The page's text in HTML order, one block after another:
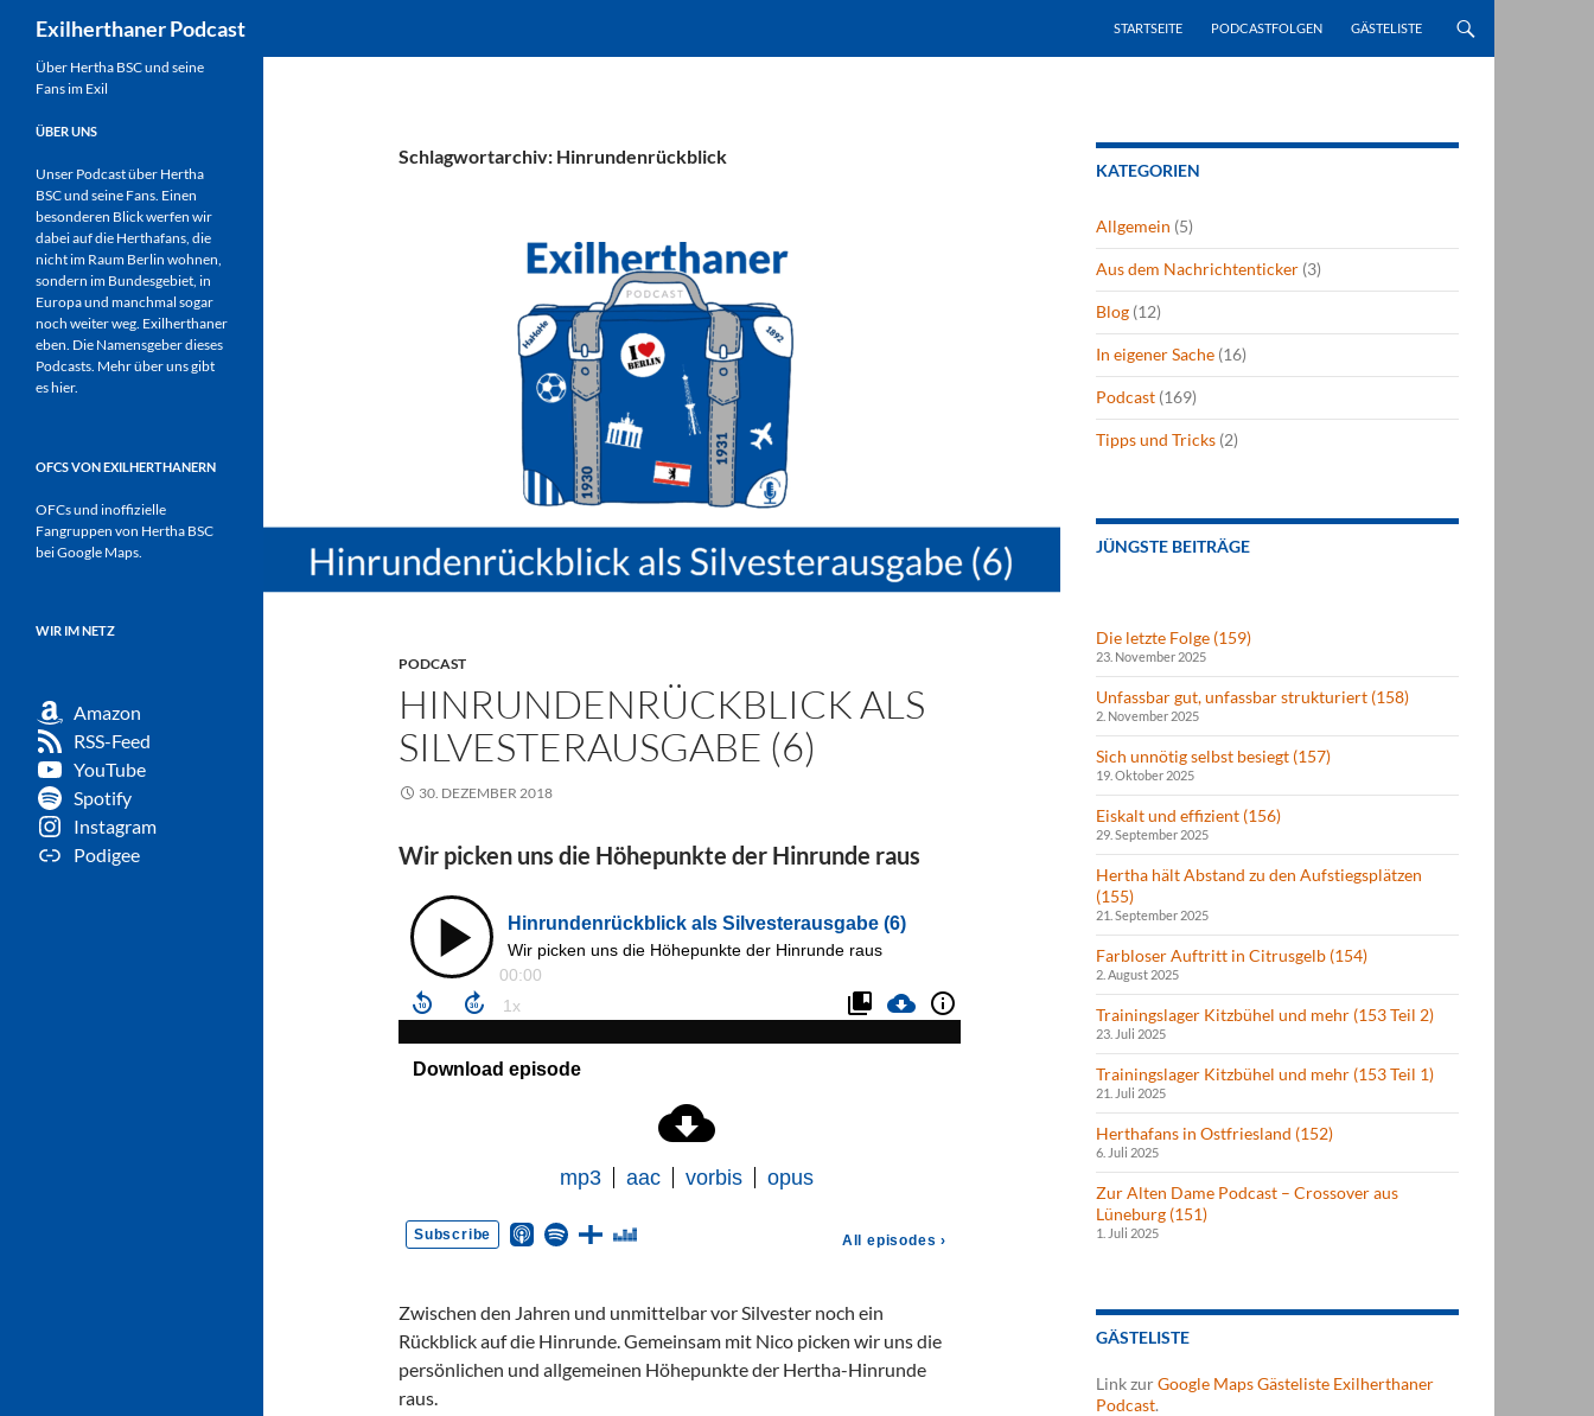
Inhalt
springen
Exilherthaner Podcast STARTSEITE PODCASTFOLGEN GÄSTELISTE
Schlagwortarchiv: Hinrundenrückblick
PODCAST
HINRUNDENRÜCKBLICK ALS
SILVESTERAUSGABE (6)
30. DEZEMBER 2018
Wir picken uns die Höhepunkte der Hinrunde raus
Zwischen den Jahren und unmittelbar vor Silvester noch ein
Rückblick auf die Hinrunde. Gemeinsam mit Nico picken wir uns die
persönlichen und allgemeinen Höhepunkte der Hertha-Hinrunde
raus.
KATEGORIEN
Allgemein (5)
Aus dem Nachrichtenticker (3)
Blog (12)
In eigener Sache (16)
Podcast (169)
Tipps und Tricks (2)
JÜNGSTE BEITRÄGE
Die letzte Folge (159)
23. November 2025
Unfassbar gut, unfassbar strukturiert (158)
2. November 2025
Sich unnötig selbst besiegt (157)
19. Oktober 2025
Eiskalt und effizient (156)
29. September 2025
Hertha hält Abstand zu den Aufstiegsplätzen
(155)
21. September 2025
Farbloser Auftritt in Citrusgelb (154)
2. August 2025
Trainingslager Kitzbühel und mehr (153 Teil 2)
23. Juli 2025
Trainingslager Kitzbühel und mehr (153 Teil 1)
21. Juli 2025
Herthafans in Ostfriesland (152)
6. Juli 2025
Zur Alten Dame Podcast – Crossover aus
Lüneburg (151)
1. Juli 2025
GÄSTELISTE
Link zurGoogle Maps Gästeliste Exilherthaner
Podcast.
Über Hertha BSC und seine
Fans im Exil
ÜBER UNS
Unser Podcast über Hertha
BSC und seine Fans. Einen
besonderen Blick werfen wir
dabei auf die Herthafans, die
nicht im Raum Berlin wohnen,
sondern im Bundesgebiet, in
Europa und manchmal sogar
noch weiter weg. Exilherthaner
eben. Die Namensgeber dieses
Podcasts. Mehr über uns gibt
eshier.
OFCS VON EXILHERTHANERN
OFCs und inoffizielle
Fangruppen von Hertha BSC
bei Google Maps.
WIR IM NETZ
Amazon
RSS-Feed
YouTube
Spotify
Instagram
Podigee